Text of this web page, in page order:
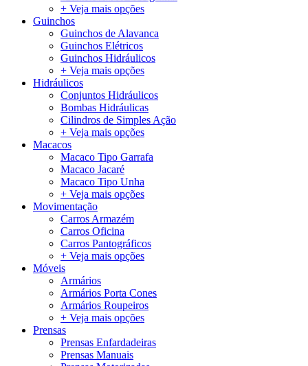
+ Veja mais opções
Guinchos
Guinchos de Alavanca
Guinchos Elétricos
Guinchos Hidráulicos
+ Veja mais opções
Hidráulicos
Conjuntos Hidráulicos
Bombas Hidráulicas
Cilindros de Simples Ação
+ Veja mais opções
Macacos
Macaco Tipo Garrafa
Macaco Jacaré
Macaco Tipo Unha
+ Veja mais opções
Movimentação
Carros Armazém
Carros Oficina
Carros Pantográficos
+ Veja mais opções
Móveis
Armários
Armários Porta Cones
Armários Roupeiros
+ Veja mais opções
Prensas
Prensas Enfardadeiras
Prensas Manuais